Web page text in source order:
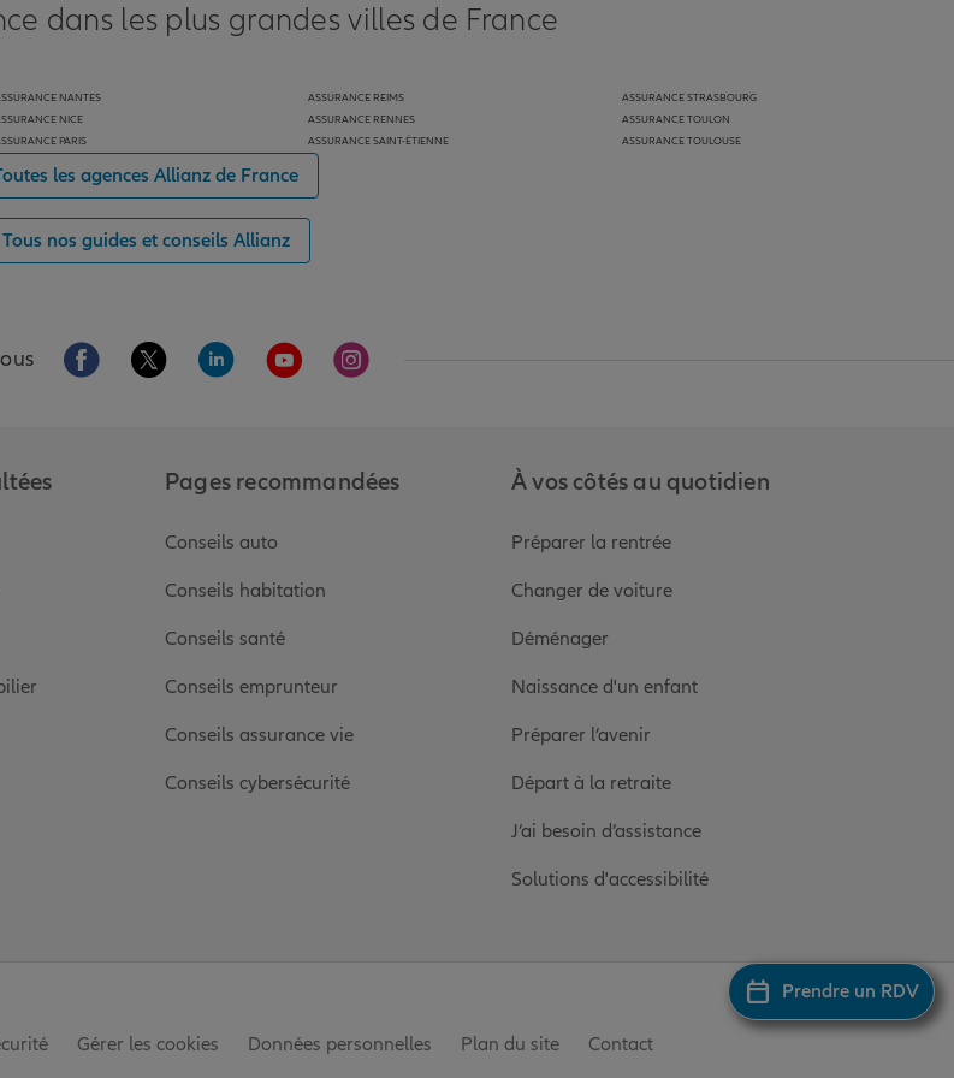
Prendre un RDV
dans les plus grandes villes de France
NANTES
NICE
PARIS
ASSURANCE REIMS
ASSURANCE RENNES
ASSURANCE SAINT-ÉTIENNE
ASSURANCE STRASBOURG
ASSURANCE TOULON
ASSURANCE TOULOUSE
les agences Allianz de France
Tous nos guides et conseils Allianz
Aller sur la page Facebook de Allianz
Aller sur la page Twitter de Allianz
Aller sur la page Linkedin de Allianz
Aller sur la page Youtube de Allianz
Aller sur la page Instagram de Allianz
Pages recommandées
Conseils auto
Conseils habitation
Conseils santé
Conseils emprunteur
Conseils assurance vie
Conseils cybersécurité
À vos côtés au quotidien
Préparer la rentrée
Changer de voiture
Déménager
Naissance d'un enfant
Préparer l’avenir
Départ à la retraite
J’ai besoin d’assistance
Solutions d'accessibilité
Gérer les cookies Données personnelles Plan du site Contact